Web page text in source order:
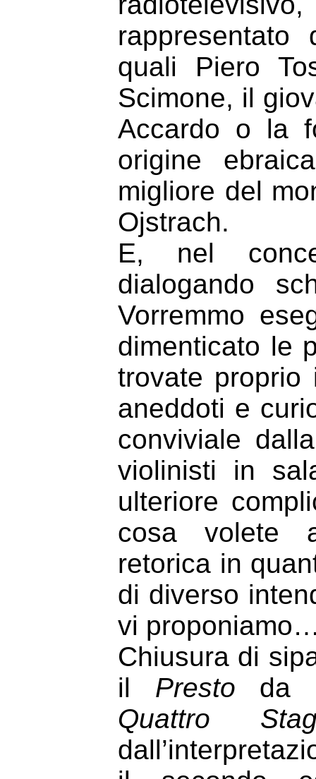
rappresentato
quali Piero
Scimone, il
Accardo o la
origine
migliore del
Ojstrach.
E, nel
dialogando
Vorremmo
dimenticato le
trovate proprio
aneddoti e
conviviale
violinisti in
ulteriore
cosa volete
retorica in
di diverso
vi
Chiusura di
il Presto da
Quattro